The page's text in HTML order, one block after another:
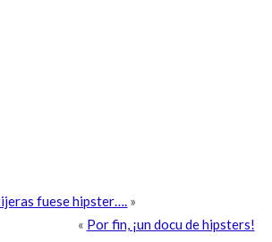
fuese hipster…. »
« Por fin, ¡un docu de hipsters!